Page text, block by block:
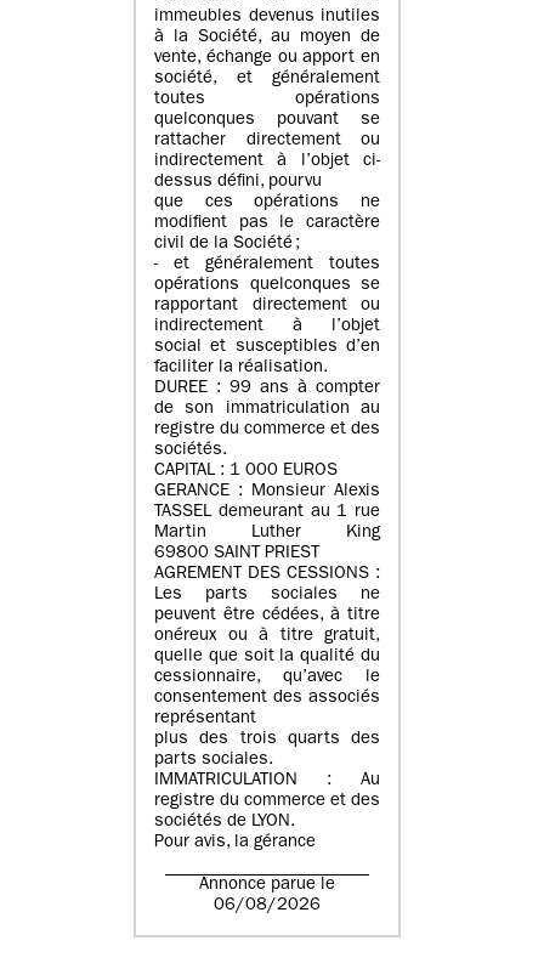
immeubles devenus inutiles
à la Société, au moyen de
vente, échange ou apport en
société, et généralement
toutes opérations
quelconques pouvant se
rattacher directement ou
indirectement à l’objet ci-
dessus défini, pourvu
que ces opérations ne
modifient pas le caractère
civil de la Société ;
- et généralement toutes
opérations quelconques se
rapportant directement ou
indirectement à l’objet
social et susceptibles d’en
faciliter la réalisation.
DUREE : 99 ans à compter
de son immatriculation au
registre du commerce et des
sociétés.
CAPITAL : 1 000 EUROS
GERANCE : Monsieur Alexis
TASSEL demeurant au 1 rue
Martin Luther King
69800 SAINT PRIEST
AGREMENT DES CESSIONS :
Les parts sociales ne
peuvent être cédées, à titre
onéreux ou à titre gratuit,
quelle que soit la qualité du
cessionnaire, qu’avec le
consentement des associés
représentant
plus des trois quarts des
parts sociales.
IMMATRICULATION : Au
registre du commerce et des
sociétés de LYON.
Pour avis, la gérance
Annonce parue le
06/08/2026